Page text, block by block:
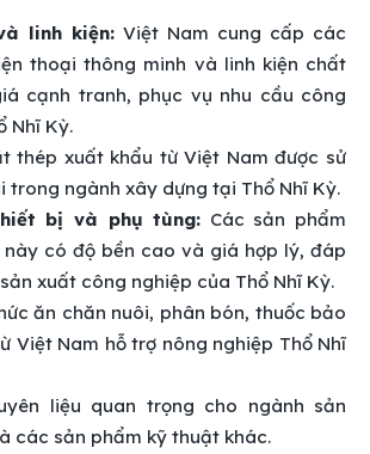
linh kiện: Việt Nam cung cấp các
thoại thông minh và linh kiện chất
cạnh tranh, phục vụ nhu cầu công
Nhĩ Kỳ.
thép xuất khẩu từ Việt Nam được sử
trong ngành xây dựng tại Thổ Nhĩ Kỳ.
bị và phụ tùng: Các sản phẩm
này có độ bền cao và giá hợp lý, đáp
xuất công nghiệp của Thổ Nhĩ Kỳ.
ăn chăn nuôi, phân bón, thuốc bảo
Việt Nam hỗ trợ nông nghiệp Thổ Nhĩ
liệu quan trọng cho ngành sản
các sản phẩm kỹ thuật khác.